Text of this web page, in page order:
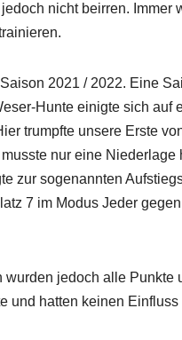
nicht beirren.
2021 / 2022. Eine
Hunte einigte sich
trumpfte unsere Erste
nur eine
zur sogenannten
7 im Modus Jeder
wurden jedoch alle
und hatten keinen